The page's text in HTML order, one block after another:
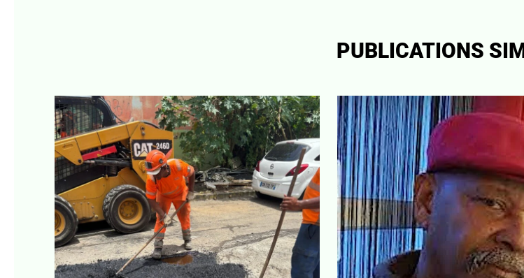
PUBLICATIONS